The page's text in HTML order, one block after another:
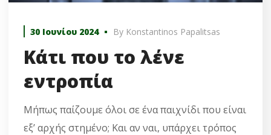
30 Ιουνίου 2024 By Konstantinos Papalitsas
Κάτι που το λένε
εντροπία
Μήπως παίζουμε όλοι σε ένα παιχνίδι που είναι
εξ’ αρχής στημένο; Και αν ναι, υπάρχει τρόπος